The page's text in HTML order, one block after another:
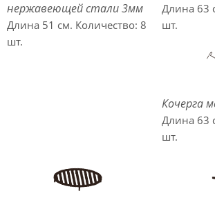
нержавеющей стали 3мм
Длина 51 см. Количество: 8
шт.
Длина 63
шт.
Кочерга
Длина 63
шт.